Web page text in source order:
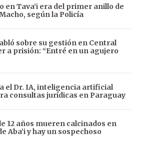
en Tava’i era del primer anillo de
según la Policía
sobre su gestión en Central
a prisión: “Entré en un agujero
el Dr. IA, inteligencia artificial
consultas jurídicas en Paraguay
12 años mueren calcinados en
Aba’i y hay un sospechoso